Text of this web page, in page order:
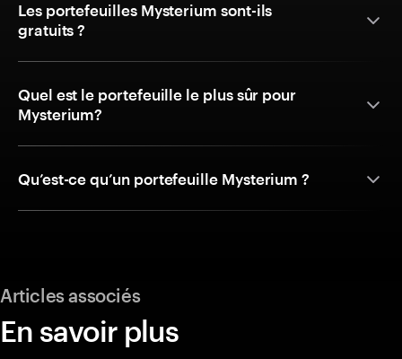
Les portefeuilles Mysterium sont-ils
gratuits ?
Quel est le portefeuille le plus sûr pour
Mysterium?
Qu’est-ce qu’un portefeuille Mysterium ?
Articles associés
En savoir plus